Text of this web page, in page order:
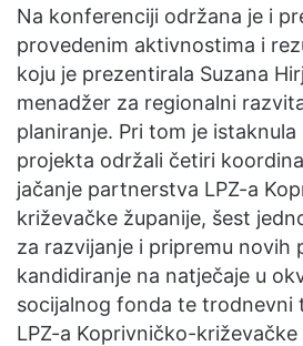
Na konferenciji održana je i
provedenim aktivnostima i
koju je prezentirala Suzana
menadžer za regionalni
planiranje. Pri tom je
projekta održali četiri
jačanje partnerstva LPZ-a
križevačke županije, šest
za razvijanje i pripremu novih
kandidiranje na natječaje u
socijalnog fonda te trodnevni
LPZ-a Koprivničko-križevačke